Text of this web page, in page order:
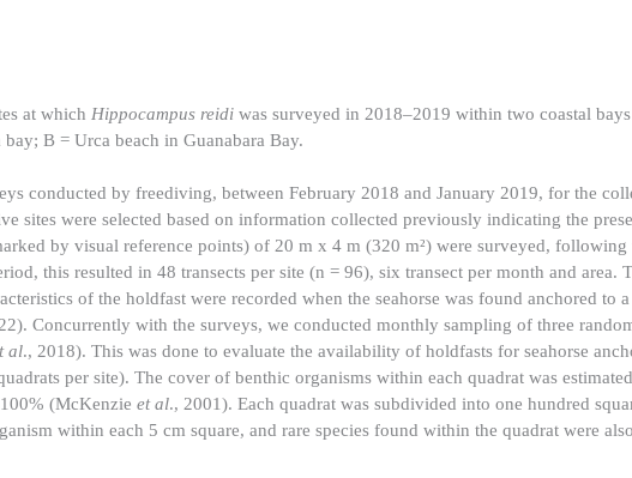
at which Hippocampus reidi was surveyed in 2018–2019 within two coastal
B = Urca beach in Guanabara Bay.
conducted by freediving, between February 2018 and January 2019, for the
sites were selected based on information collected previously indicating the
by visual reference points) of 20 m x 4 m (320 m²) were surveyed,
this resulted in 48 transects per site (n = 96), six transect per month and area.
of the holdfast were recorded when the seahorse was found anchored to
Concurrently with the surveys, we conducted monthly sampling of three
al., 2018). This was done to evaluate the availability of holdfasts for seahorse
per site). The cover of benthic organisms within each quadrat was
(McKenzie et al., 2001). Each quadrat was subdivided into one hundred
within each 5 cm square, and rare species found within the quadrat were